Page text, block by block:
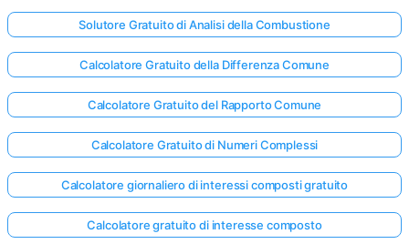
Solutore Gratuito di Analisi della Combustione
Calcolatore Gratuito della Differenza Comune
Calcolatore Gratuito del Rapporto Comune
Calcolatore Gratuito di Numeri Complessi
Calcolatore giornaliero di interessi composti gratuito
Calcolatore gratuito di interesse composto